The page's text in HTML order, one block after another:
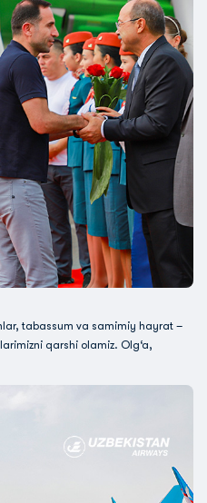
tabassum va samimiy hayrat –
qarshi olamiz. Olg‘a,